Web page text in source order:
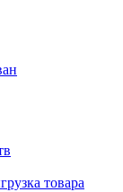
товара